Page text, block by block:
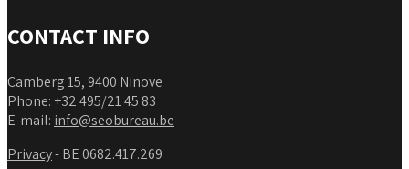
CONTACT INFO
Camberg 15, 9400 Ninove
Phone: +32 495/21 45 83
E-mail: info@seobureau.be
Privacy- BE 0682.417.269